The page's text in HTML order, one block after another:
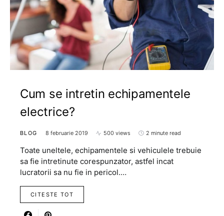
Cum se intretin echipamentele
electrice?
BLOG 8 februarie 2019 500 views 2 minute read
Toate uneltele, echipamentele si vehiculele trebuie
sa fie intretinute corespunzator, astfel incat
lucratorii sa nu fie in pericol.…
CITESTE TOT